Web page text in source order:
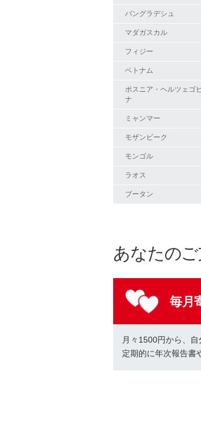
バングラデシュ
マダガスカル
フィジー
ベトナム
ボスニア・ヘルツェゴ
ナ
ミャンマー
モザンビーク
モンゴル
ラオス
ブータン
あなたの
毎月
月々1500円から、
定期的に年次報告書